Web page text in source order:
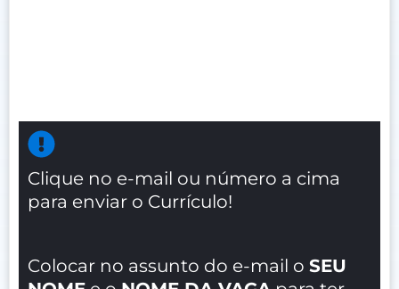
Clique no e-mail ou número a cima
para enviar o Currículo!
Colocar no assunto do e-mail o SEU